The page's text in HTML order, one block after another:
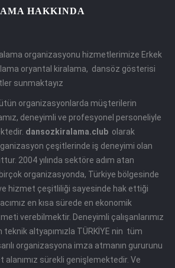
HAKKINDA
organizasyonu hizmetlerimize Erkek
oryantal kiralama, dansöz gösterisi
sunmaktayız
organizasyonlarda müşterilerin
deneyimli ve profesyonel personeliyle
dansozkiralama.club olarak
çeşitlerinde iş deneyimi olan
2004 yılında sektöre adım atan
organizasyonda, Türkiye bölgesinde
hizmet çeşitliliği sayesinde hak ettiği
en kısa sürede en ekonomik
verebilmektir. Deneyimli çalışanlarımız
altyapımızla TÜRKİYE nin tüm
organizasyona imza atmanın gururunu
alanımız sürekli genişlemektedir. Ve